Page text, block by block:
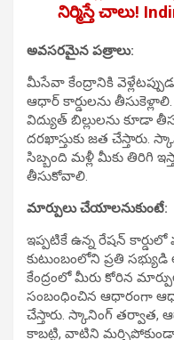
నిర్మిస్తే చాలు!
అవసరమైన పత్రాలు:
మీసేవా కేంద్రానికి
ఆధార్ కార్డులను
విద్యుత్ బిల్లులను కూడా
దరఖాస్తుకు జత చేస్తారు.
సిబ్బంది మళ్లీ మీకు తిరిగి
తీసుకోవాలి.
మార్పులు చేయాలనుకుంటే:
ఇప్పటికే ఉన్న రేషన్
కుటుంబంలోని ప్రతి
కేంద్రంలో మీరు కోరిన
సంబంధించిన ఆధారంగా
చేస్తారు. స్కానింగ్ తర్వాత,
కాబట్టి, వాటిని